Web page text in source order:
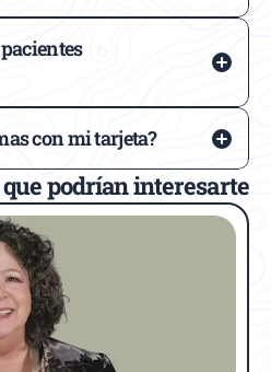
con mi tarjeta?
podrían interesarte